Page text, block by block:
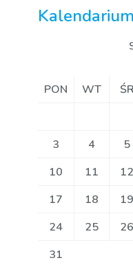
PON WT ŚR
3
4 5
10
11 12
17
18 19
24
25 26
31